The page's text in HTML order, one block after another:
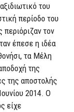
του
περίοδο του
τον
έπεσε η ιδέα
τα Μέλη
της
της αποστολής
2014. Ο
είχε